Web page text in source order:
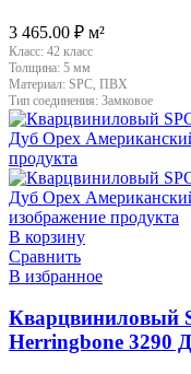
3 465.00 ₽ м²
Класс: 42 класс
Толщина: 5 мм
Материал: SPC, ПВХ
Тип соединения: Замковое
В корзину
Сравнить
В избранное
Кварцвиниловый
Herringbone 3290